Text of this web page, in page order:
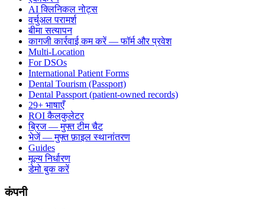
AI क्लिनिकल नोट्स
वर्चुअल परामर्श
बीमा सत्यापन
कागजी कार्रवाई कम करें — फॉर्म और प्रवेश
Multi-Location
For DSOs
International Patient Forms
Dental Tourism (Passport)
Dental Passport (patient-owned records)
29+ भाषाएँ
ROI कैलकुलेटर
ब्रिज — मुफ्त टीम चैट
भेजें — मुफ्त फ़ाइल स्थानांतरण
Guides
मूल्य निर्धारण
डेमो बुक करें
कंपनी